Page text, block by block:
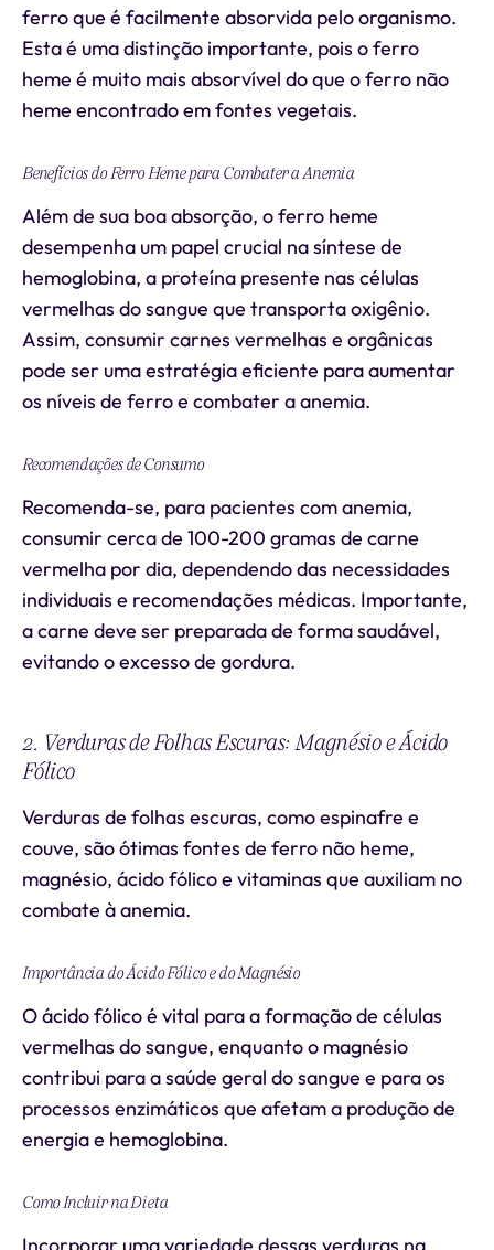
ferro que é facilmente absorvida pelo organismo.
Esta é uma distinção importante, pois o ferro
heme é muito mais absorvível do que o ferro não
heme encontrado em fontes vegetais.
Benefícios do Ferro Heme para Combater a Anemia
Além de sua boa absorção, o ferro heme
desempenha um papel crucial na síntese de
hemoglobina, a proteína presente nas células
vermelhas do sangue que transporta oxigênio.
Assim, consumir carnes vermelhas e orgânicas
pode ser uma estratégia eficiente para aumentar
os níveis de ferro e combater a anemia.
Recomendações de Consumo
Recomenda-se, para pacientes com anemia,
consumir cerca de 100-200 gramas de carne
vermelha por dia, dependendo das necessidades
individuais e recomendações médicas. Importante,
a carne deve ser preparada de forma saudável,
evitando o excesso de gordura.
2. Verduras de Folhas Escuras: Magnésio e Ácido
Fólico
Verduras de folhas escuras, como espinafre e
couve, são ótimas fontes de ferro não heme,
magnésio, ácido fólico e vitaminas que auxiliam no
combate à anemia.
Importância do Ácido Fólico e do Magnésio
O ácido fólico é vital para a formação de células
vermelhas do sangue, enquanto o magnésio
contribui para a saúde geral do sangue e para os
processos enzimáticos que afetam a produção de
energia e hemoglobina.
Como Incluir na Dieta